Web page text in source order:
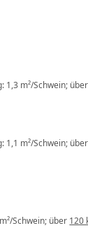
: 1,3 m²/Schwein; über
: 1,1 m²/Schwein; über
Schwein; über 120